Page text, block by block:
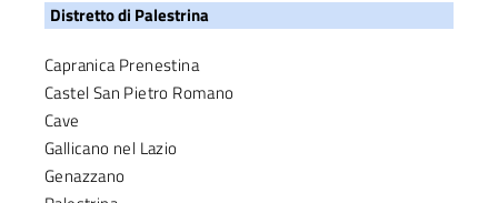
Distretto di Palestrina
Capranica Prenestina
Castel San Pietro Romano
Cave
Gallicano nel Lazio
Genazzano